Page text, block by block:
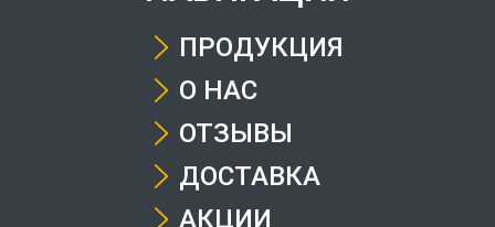
ПРОДУКЦИЯ
О НАС
ОТЗЫВЫ
ДОСТАВКА
АКЦИИ